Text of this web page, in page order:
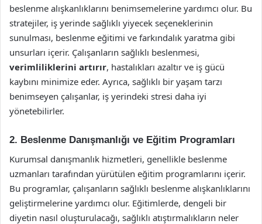
beslenme alışkanlıklarını benimsemelerine yardımcı olur. Bu
stratejiler, iş yerinde sağlıklı yiyecek seçeneklerinin
sunulması, beslenme eğitimi ve farkındalık yaratma gibi
unsurları içerir. Çalışanların sağlıklı beslenmesi,
verimliliklerini artırır, hastalıkları azaltır ve iş gücü
kaybını minimize eder. Ayrıca, sağlıklı bir yaşam tarzı
benimseyen çalışanlar, iş yerindeki stresi daha iyi
yönetebilirler.
2. Beslenme Danışmanlığı ve Eğitim Programları
Kurumsal danışmanlık hizmetleri, genellikle beslenme
uzmanları tarafından yürütülen eğitim programlarını içerir.
Bu programlar, çalışanların sağlıklı beslenme alışkanlıklarını
geliştirmelerine yardımcı olur. Eğitimlerde, dengeli bir
diyetin nasıl oluşturulacağı, sağlıklı atıştırmalıkların neler